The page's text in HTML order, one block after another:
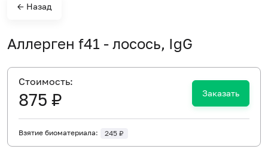
← Назад
Аллерген f41 - лосось, IgG
Cтоимость:
875 ₽ Заказать
Взятие биоматериала: 245 ₽